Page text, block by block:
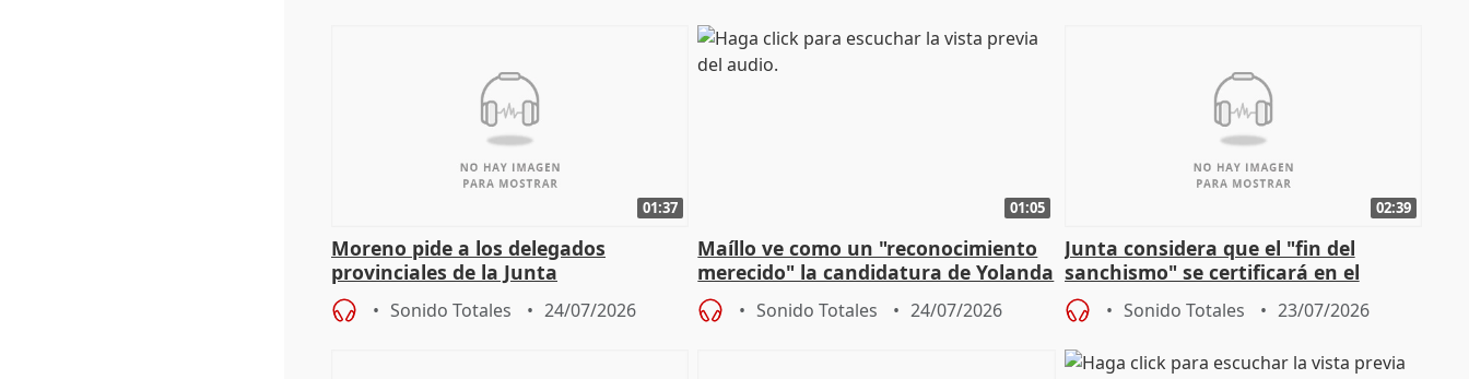
01:37
Moreno pide a los delegados
provinciales de la Junta
"determinación para afrontar los
retos", diálog
Sonido Totales 24/07/2026
01:05
Maíllo ve como un "reconocimiento
merecido" la candidatura de Yolanda
Díaz a la OIT
Sonido Totales 24/07/2026
02:39
Junta considera que el "fin del
sanchismo" se certificará en el
Congreso con la "caída" del techo de
Sonido Totales 23/07/2026